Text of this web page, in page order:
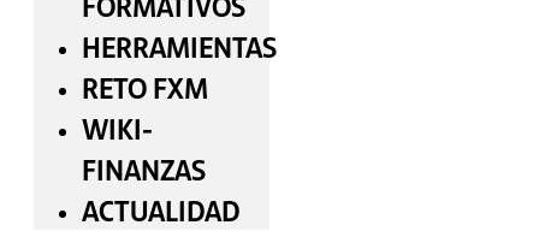
HERRAMIENTAS
RETO FXM
WIKI-
FINANZAS
ACTUALIDAD